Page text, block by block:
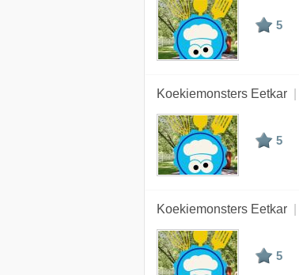
5
Koekiemonsters Eetkar
5
Koekiemonsters Eetkar
5